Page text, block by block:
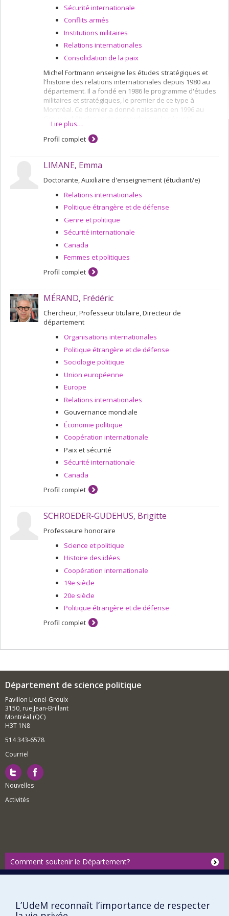
Sécurité internationale
Conflits armés
Institutions militaires
Relations internationales
Consolidation de la paix
Michel Fortmann enseigne les études stratégiques et
l'histoire des relations internationales depuis 1980 au
département. Il a fondé en 1986 le programme d'études
militaires et stratégiques, le premier de ce type à
Montréal. Ce dernier a donné naissance en 1996 au
internationale. Le GERSI, qui rassemble 13 professeurs
de l'Université de Montréal et de l'Université McGill est
devenu en octobre le Centre d'études pour la paix et la
le CEPSI jusqu'en 2012.
Les thèmes de recherche qui l'ont intéressé au cours
stratégie nucléaire en passant par l'histoire de la guerre
et ses transformations.
Lire plus…
Profil complet
LIMANE, Emma
Doctorante, Auxiliaire d'enseignement (étudiant/e)
Relations internationales
Politique étrangère et de défense
Genre et politique
Sécurité internationale
Canada
Femmes et politiques
Profil complet
MÉRAND, Frédéric
Chercheur, Professeur titulaire, Directeur de
département
Organisations internationales
Politique étrangère et de défense
Sociologie politique
Union européenne
Europe
Relations internationales
Gouvernance mondiale
Économie politique
Coopération internationale
Paix et sécurité
Sécurité internationale
Canada
Profil complet
SCHROEDER-GUDEHUS, Brigitte
Professeure honoraire
Science et politique
Histoire des idées
Coopération internationale
19e siècle
20e siècle
Politique étrangère et de défense
Profil complet
Département de science politique
Pavillon Lionel-Groulx
3150, rue Jean-Brillant
Montréal (QC)
H3T 1N8
514 343-6578
Courriel
Nouvelles
Activités
Comment soutenir le Département?
Signaler une erreur
L’UdeM reconnaît l’importance de respecter